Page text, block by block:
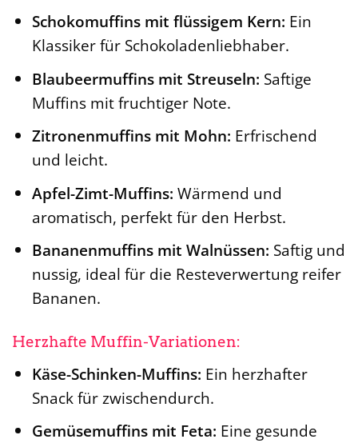
Schokomuffins mit flüssigem Kern: Ein
Klassiker für Schokoladenliebhaber.
Blaubeermuffins mit Streuseln: Saftige
Muffins mit fruchtiger Note.
Zitronenmuffins mit Mohn: Erfrischend
und leicht.
Apfel-Zimt-Muffins: Wärmend und
aromatisch, perfekt für den Herbst.
Bananenmuffins mit Walnüssen: Saftig und
nussig, ideal für die Resteverwertung reifer
Bananen.
Herzhafte Muffin-Variationen:
Käse-Schinken-Muffins: Ein herzhafter
Snack für zwischendurch.
Gemüsemuffins mit Feta: Eine gesunde